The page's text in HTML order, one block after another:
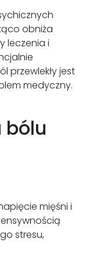
obniża
leczenia i
przewlekły jest
medyczny.
bólu
mięśni i
stresu,